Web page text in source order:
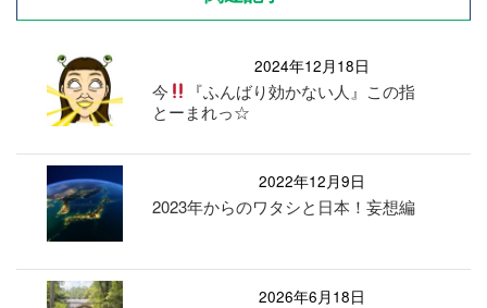
2024年12月18日
今
『ふんばり効かない人』この指
とーまれっ☆
2022年12月9日
2023年からのワタシと日本！妄想編
2026年6月18日